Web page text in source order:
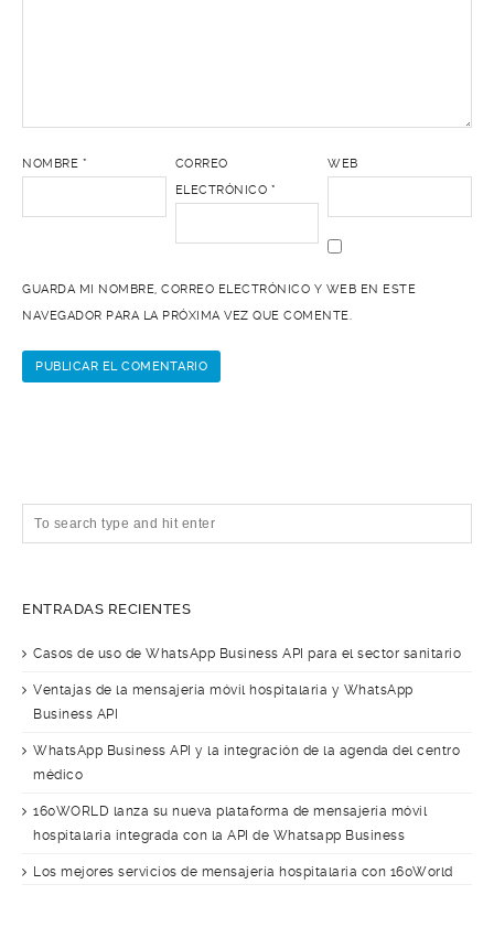
NOMBRE *
CORREO
ELECTRÓNICO *
WEB
GUARDA MI NOMBRE, CORREO ELECTRÓNICO Y WEB EN ESTE
NAVEGADOR PARA LA PRÓXIMA VEZ QUE COMENTE.
ENTRADAS RECIENTES
Casos de uso de WhatsApp Business API para el sector sanitario
Ventajas de la mensajería móvil hospitalaria y WhatsApp
Business API
WhatsApp Business API y la integración de la agenda del centro
médico
160WORLD lanza su nueva plataforma de mensajería móvil
hospitalaria integrada con la API de Whatsapp Business
Los mejores servicios de mensajería hospitalaria con 160World